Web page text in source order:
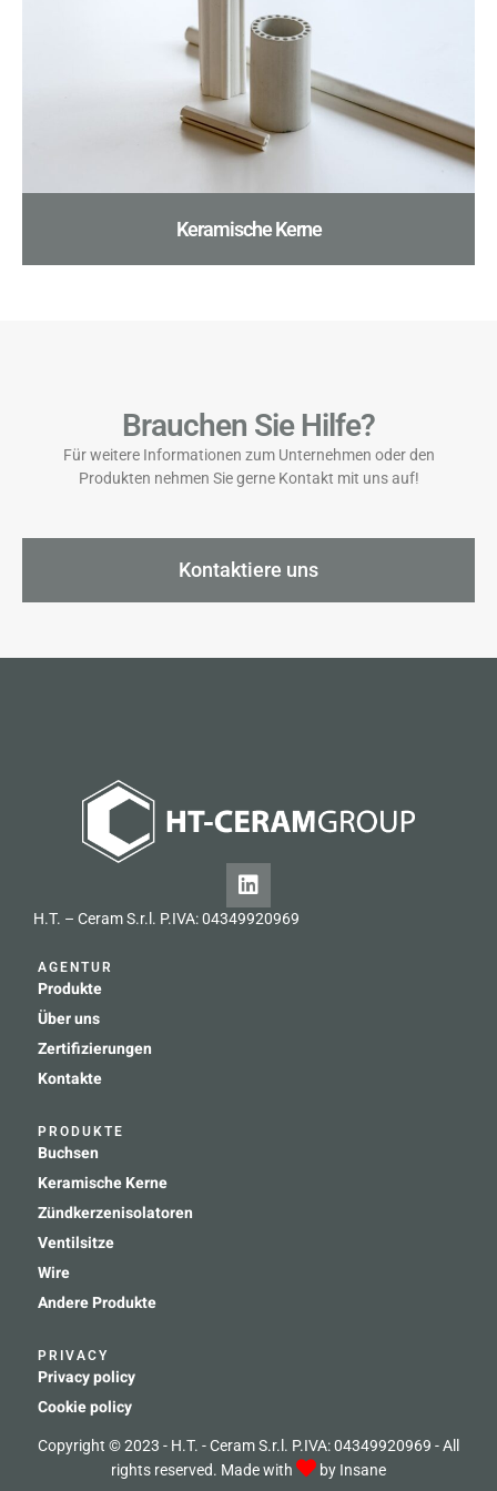
Keramische Kerne
Brauchen Sie Hilfe?
Für weitere Informationen zum Unternehmen oder den
Produkten nehmen Sie gerne Kontakt mit uns auf!
Kontaktiere uns
H.T. – Ceram S.r.l. P.IVA: 04349920969
AGENTUR
Produkte
Über uns
Zertifizierungen
Kontakte
PRODUKTE
Buchsen
Keramische Kerne
Zündkerzenisolatoren
Ventilsitze
Wire
Andere Produkte
PRIVACY
Privacy policy
Cookie policy
Copyright © 2023 - H.T. - Ceram S.r.l. P.IVA: 04349920969 - All
rights reserved. Made with
by Insane